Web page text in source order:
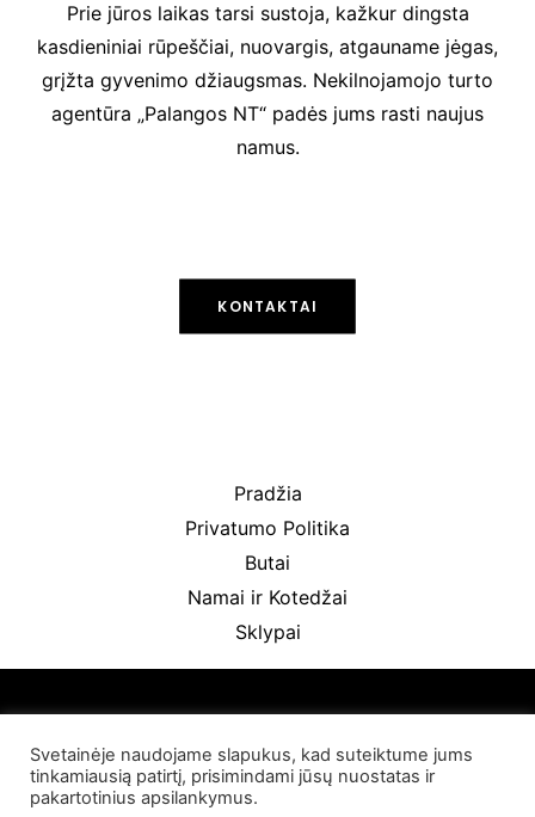
Prie jūros laikas tarsi sustoja, kažkur dingsta
kasdieniniai rūpeščiai, nuovargis, atgauname jėgas,
grįžta gyvenimo džiaugsmas. Nekilnojamojo turto
agentūra „Palangos NT“ padės jums rasti naujus
namus.
KONTAKTAI
Pradžia
Privatumo Politika
Butai
Namai ir Kotedžai
Sklypai
© 2022 Palangos NT. Visos teisės saugomos
Svetainėje naudojame slapukus, kad suteiktume jums
tinkamiausią patirtį, prisimindami jūsų nuostatas ir
pakartotinius apsilankymus.